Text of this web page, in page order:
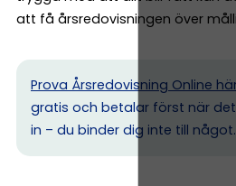
att få årsredovisningen över
Prova Årsredovisning Online
gratis och betalar först när
in – du binder dig inte till något.